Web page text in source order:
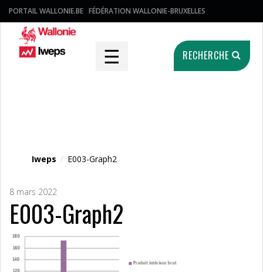
PORTAIL WALLONIE.BE FÉDÉRATION WALLONIE-BRUXELLES
☰ RECHERCHE
Iweps / E003-Graph2
8 mars 2022
E003-Graph2